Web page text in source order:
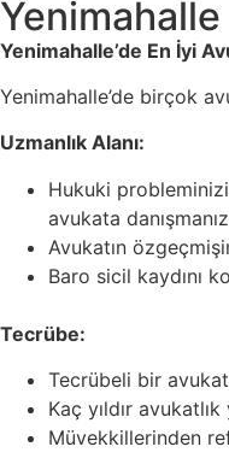
Yenimahalle’de En İyi
Yenimahalle’de birçok
Uzmanlık Alanı:
Hukuki
avukata
Avukatın
Baro sicil kaydını
Tecrübe:
Tecrübeli bir
Kaç yıldır
Müvekkillerinden